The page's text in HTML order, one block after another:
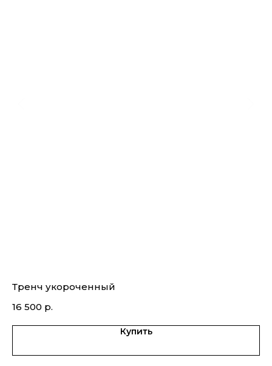
Тренч укороченный
16 500 р.
Купить